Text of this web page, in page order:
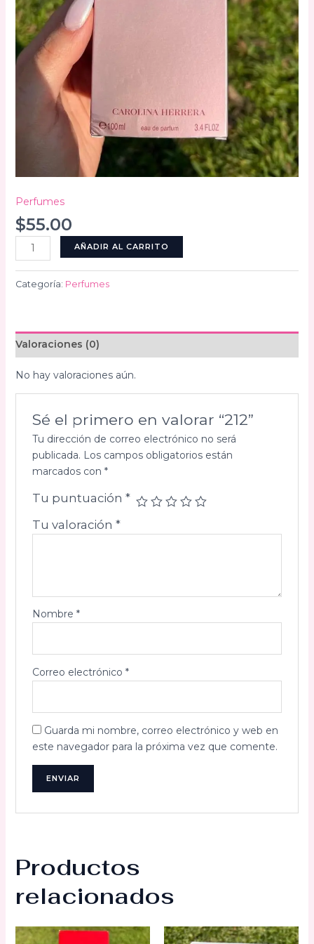
Perfumes
$55.00
cantidad
AÑADIR AL CARRITO
Categoría: Perfumes
Valoraciones (0)
No hay valoraciones aún.
Sé el primero en valorar “212”
Tu dirección de correo electrónico no será
publicada. Los campos obligatorios están
marcados con *
Tu puntuación *
Tu valoración *
Nombre *
Correo electrónico *
Guarda mi nombre, correo electrónico y web en
este navegador para la próxima vez que comente.
Productos
relacionados